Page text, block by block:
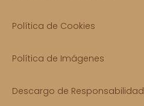
Política de Cookies
Política de Imágenes
Descargo de Responsabilidad